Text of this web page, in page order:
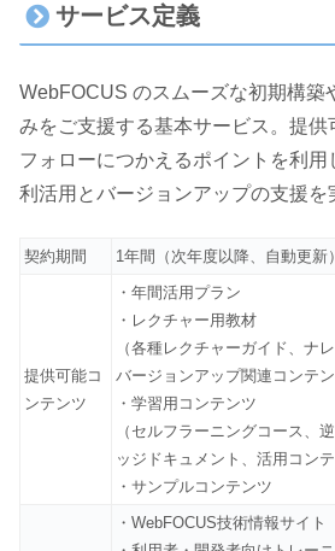
サービス定義
WebFOCUS のスムーズな初期構築
みをご支援する基本サービス。提
フォローにつかえるポイントを利
利活用とバージョンアップの支援を
契約期間 1年間（次年度以降、自動更新）
提供可能コ
ンテンツ
・年間活用プラン
・レクチャー用教材
（各種レクチャーガイド、ナ
バージョンアップ関連コンテン
・学習用コンテンツ
（セルフラーニングコース、
ッジドキュメント、活用コンテ
・サンプルコンテンツ
・WebFOCUS技術情報サイト